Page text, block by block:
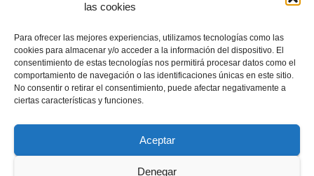
las cookies
Para ofrecer las mejores experiencias, utilizamos tecnologías como las
cookies para almacenar y/o acceder a la información del dispositivo. El
consentimiento de estas tecnologías nos permitirá procesar datos como el
comportamiento de navegación o las identificaciones únicas en este sitio.
No consentir o retirar el consentimiento, puede afectar negativamente a
ciertas características y funciones.
Aceptar
Denegar
E-mail
diaadia.redaccion@gmail.com